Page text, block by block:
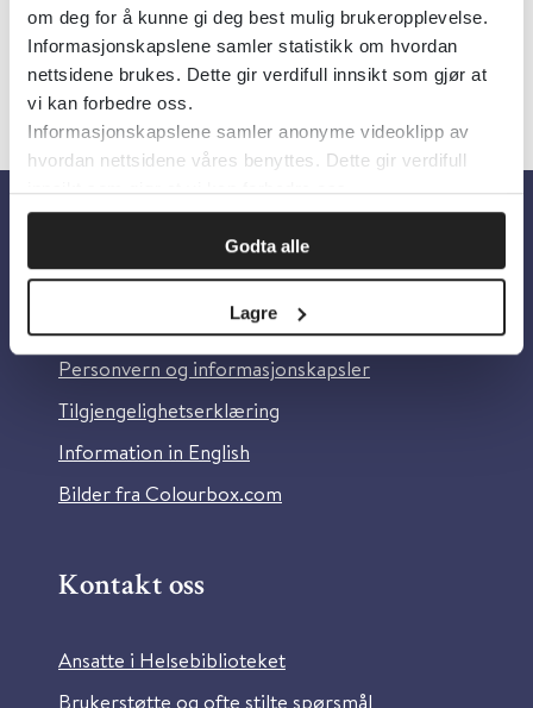
om deg for å kunne gi deg best mulig brukeropplevelse.
Informasjonskapslene samler statistikk om hvordan
nettsidene brukes. Dette gir verdifull innsikt som gjør at
vi kan forbedre oss.
Informasjonskapslene samler anonyme videoklipp av
hvordan nettsidene våres benyttes. Dette gir verdifull
innsikt som gjør at vi kan forbedre oss.
Godta alle
Lagre
Om Helsebiblioteket
Personvern og informasjonskapsler
Tilgjengelighetserklæring
Information in English
Bilder fra Colourbox.com
Kontakt oss
Ansatte i Helsebiblioteket
Brukerstøtte og ofte stilte spørsmål